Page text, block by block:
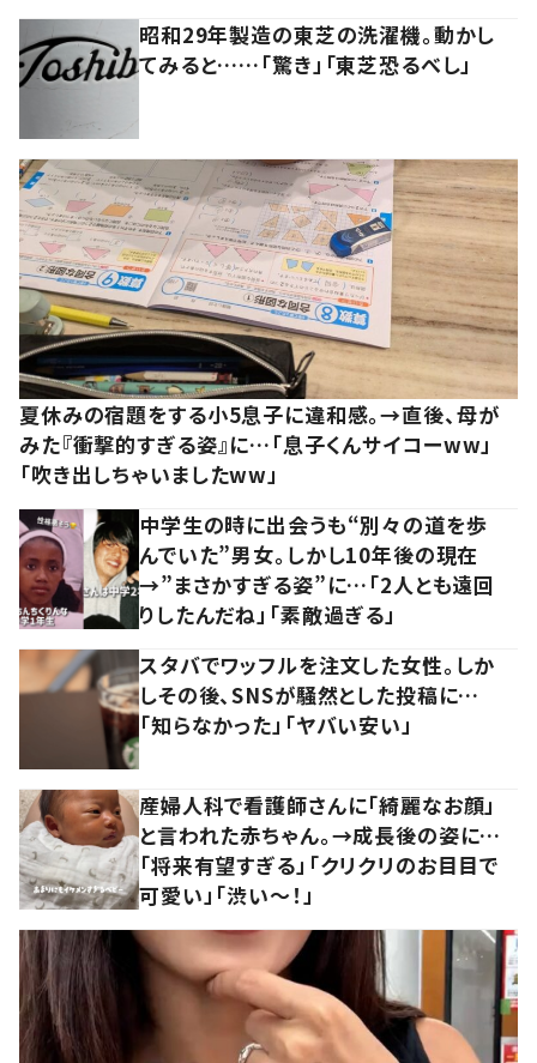
昭和29年製造の東芝の洗濯機。動かし
てみると……「驚き」「東芝恐るべし」
夏休みの宿題をする小5息子に違和感。→直後、母が
みた『衝撃的すぎる姿』に…「息子くんサイコーww」
「吹き出しちゃいましたww」
中学生の時に出会うも“別々の道を歩
んでいた”男女。しかし10年後の現在
→”まさかすぎる姿”に…「2人とも遠回
りしたんだね」「素敵過ぎる」
スタバでワッフルを注文した女性。しか
しその後、SNSが騒然とした投稿に…
「知らなかった」「ヤバい安い」
産婦人科で看護師さんに「綺麗なお顔」
と言われた赤ちゃん。→成長後の姿に…
「将来有望すぎる」「クリクリのお目目で
可愛い」「渋い～！」